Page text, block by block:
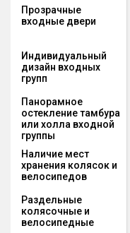
Прозрачные
входные двери
Индивидуальный
дизайн входных
групп
Панорамное
остекление тамбура
или холла входной
группы
Наличие мест
хранения колясок и
велосипедов
Раздельные
колясочные и
велосипедные